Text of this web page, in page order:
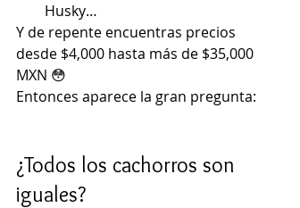
Husky…
Y de repente encuentras precios
desde $4,000 hasta más de $35,000
MXN 😳
Entonces aparece la gran pregunta:
¿Todos los cachorros son
iguales?